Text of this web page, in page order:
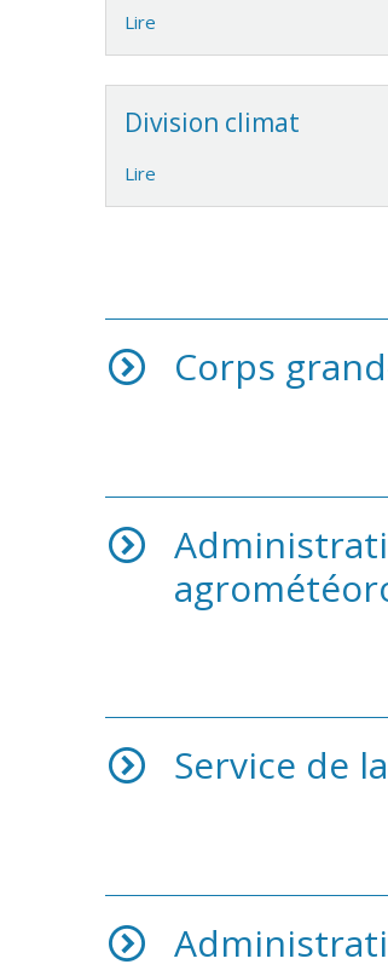
Lire
Division climat
Lire
Corps
Service de